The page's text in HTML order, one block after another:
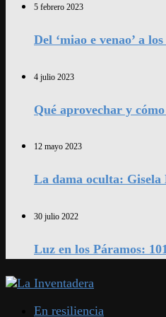
5 febrero 2023
Del ‘miao e venao’ a
4 julio 2023
Qué aprovechar y
12 mayo 2023
La dama oculta:
30 julio 2022
Luz en los Páramos:
En resiliencia